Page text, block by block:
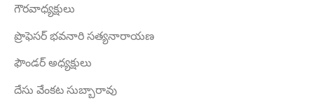
గౌరవాధ్యక్షులు
ప్రొఫెసర్ భవనారి సత్యనారాయణ
ఫౌండర్ అధ్యక్షులు
దేసు వేంకట సుబ్బారావు